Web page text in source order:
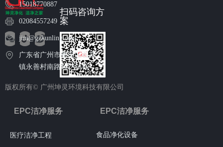
版权所有© 广州坤灵环境科技有限公司
扫码咨询方
案
EPC洁净服务
医疗洁净工程 食品净化设备
EPC洁净服务
15018770887
02084557249
jim@gzkunling.com
广东省广州市番禺区石碁
镇永善村南路102号6栋